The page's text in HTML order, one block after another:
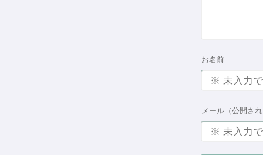
お名前
メール（公開さ